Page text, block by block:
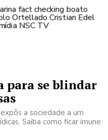
para se blindar
a sociedade a um
Saiba como ficar imune